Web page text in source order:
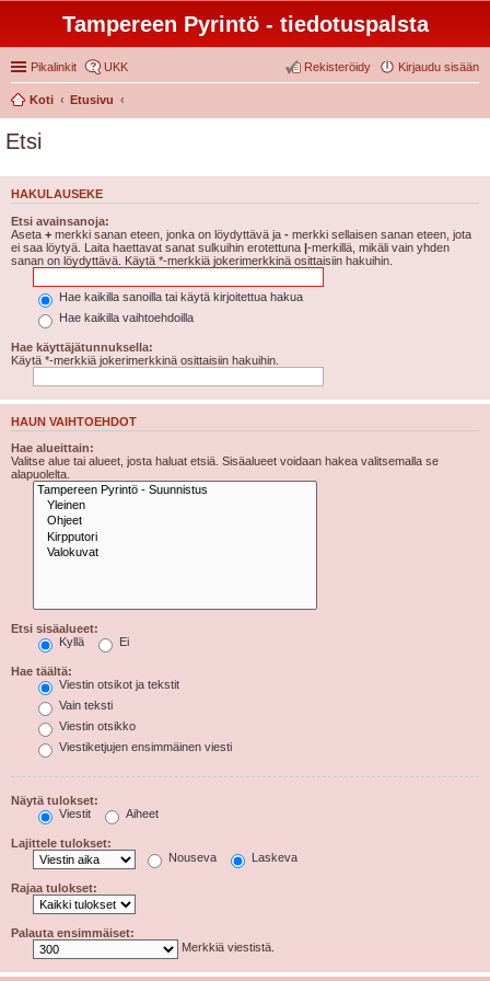
Tampereen Pyrintö - tiedotuspalsta
Pikalinkit UKK Kirjaudu sisään
Rekisteröidy
Koti Etusivu
Etsi
HAKULAUSEKE
Etsi avainsanoja:
Aseta + merkki sanan eteen, jonka on löydyttävä ja - merkki sellaisen sanan eteen, jota
ei saa löytyä. Laita haettavat sanat sulkuihin erotettuna |-merkillä, mikäli vain yhden
sanan on löydyttävä. Käytä *-merkkiä jokerimerkkinä osittaisiin hakuihin.
Hae kaikilla sanoilla tai käytä kirjoitettua hakua
Hae kaikilla vaihtoehdoilla
Hae käyttäjätunnuksella:
Käytä *-merkkiä jokerimerkkinä osittaisiin hakuihin.
HAUN VAIHTOEHDOT
Hae alueittain:
Valitse alue tai alueet, josta haluat etsiä. Sisäalueet voidaan hakea valitsemalla se
alapuolelta.
Etsi sisäalueet:
Kyllä
Ei
Hae täältä:
Viestin otsikot ja tekstit
Vain teksti
Viestin otsikko
Viestiketjujen ensimmäinen viesti
Näytä tulokset:
Viestit
Aiheet
Lajittele tulokset:
Nouseva
Laskeva
Rajaa tulokset:
Palauta ensimmäiset:
Merkkiä viestistä.